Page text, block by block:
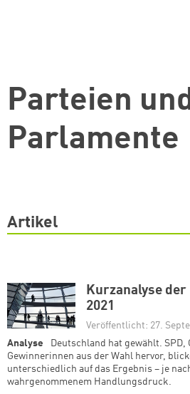
Parteien
Parlamente
Artikel
Kurzanalyse
2021
Veröffentlicht: 27.
Analyse
Deutschland hat gewählt. SPD,
Gewinnerinnen aus der Wahl hervor,
unterschiedlich auf das Ergebnis – je
wahrgenommenem Handlungsdruck.